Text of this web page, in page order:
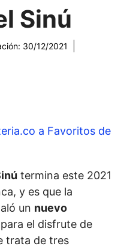
Sinú
30/12/2021
a Favoritos de
termina este 2021
y es que la
un nuevo
para el disfrute de
trata de tres